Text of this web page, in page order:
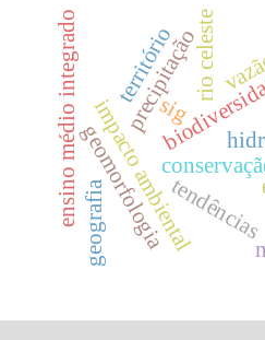
impacto ambiental
rio celeste
tendências
precipitação
geomorfologia
território
ensino médio integradogeografia
sig